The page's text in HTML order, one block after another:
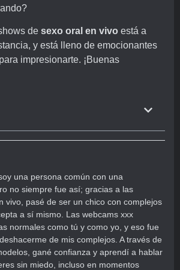
de sexo oral en vivo está a
y está lleno de emocionantes
impresionarte. ¡Buenas
una persona común con una
no siempre fue así; gracias a las
vivo, pasé de ser un chico con complejos
a sí mismo. Las webcams xxx
normales como tú y como yo, y eso fue
de mis complejos. A través de
gané confianza y aprendí a hablar
sin miedo, incluso en momentos